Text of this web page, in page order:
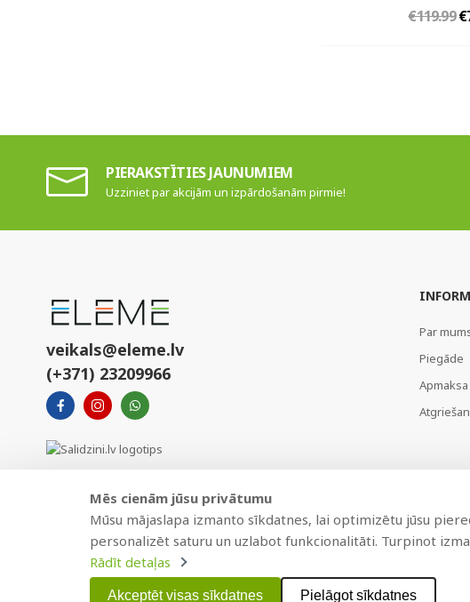
€119.99
PIERAKSTĪTIES JAUNUMIEM
Uzziniet par akcijām un izpārdošanām pirmie!
veikals@eleme.lv
(+371) 23209966
Par
Piegāde
Apmaksa
Copyright © 2021 BAJTEL.LV SIA. Visas tiesības aizsargātas.
Mēs cienām jūsu privātumu
Mūsu mājaslapa izmanto sīkdatnes, lai optimizētu jūsu
personalizēt saturu un uzlabot funkcionalitāti. Turpinot
Rādīt detaļas
Akceptēt visas sīkdatnes Pielāgot sīkdatnes